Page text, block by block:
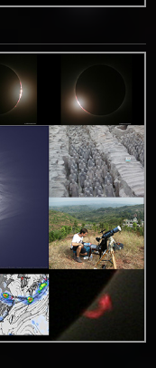
GIUGNO 2011